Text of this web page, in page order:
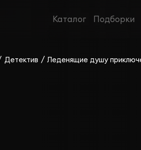
Каталог Подборки
Детектив / Леденящие душу